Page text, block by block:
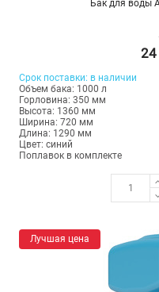
Бак для воды
24
Срок поставки: в наличии
Объем бака: 1000 л
Горловина: 350 мм
Высота: 1360 мм
Ширина: 720 мм
Длина: 1290 мм
Цвет: синий
Поплавок в комплекте
Лучшая цена